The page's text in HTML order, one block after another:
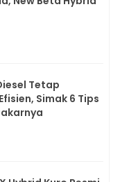
Tetap
Simak 6 Tips